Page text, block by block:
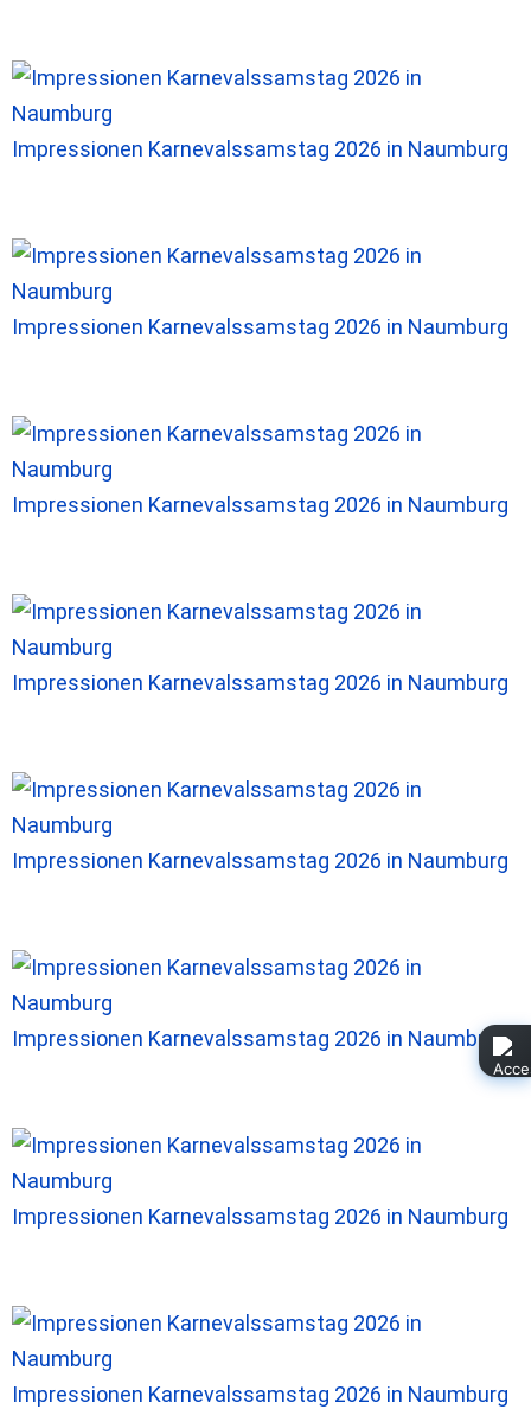
Impressionen Karnevalssamstag 2026 in Naumburg
Impressionen Karnevalssamstag 2026 in Naumburg
Impressionen Karnevalssamstag 2026 in Naumburg
Impressionen Karnevalssamstag 2026 in Naumburg
Impressionen Karnevalssamstag 2026 in Naumburg
Impressionen Karnevalssamstag 2026 in Naumburg
Impressionen Karnevalssamstag 2026 in Naumburg
Impressionen Karnevalssamstag 2026 in Naumburg